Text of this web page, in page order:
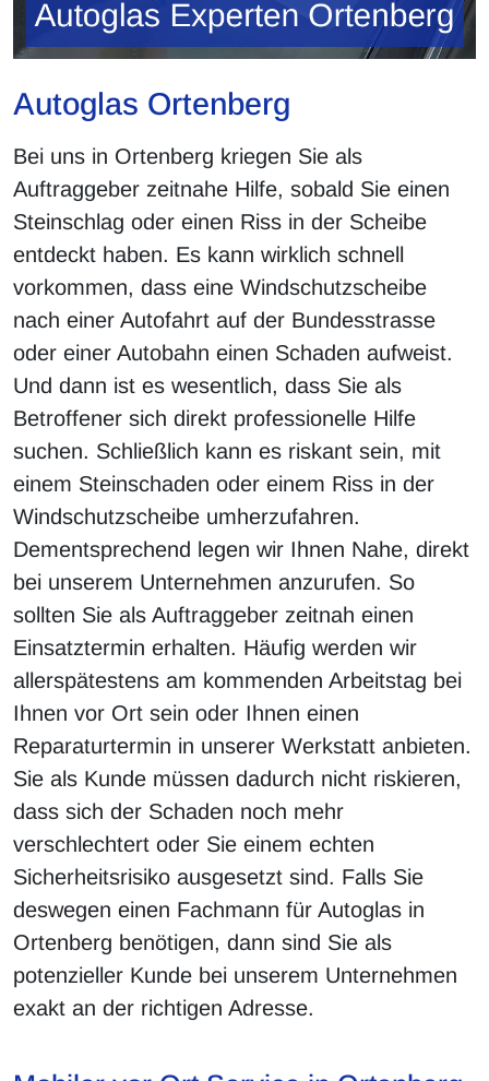
Autoglas Ortenberg
Bei uns in Ortenberg kriegen Sie als
Auftraggeber zeitnahe Hilfe, sobald Sie einen
Steinschlag oder einen Riss in der Scheibe
entdeckt haben. Es kann wirklich schnell
vorkommen, dass eine Windschutzscheibe
nach einer Autofahrt auf der Bundesstrasse
oder einer Autobahn einen Schaden aufweist.
Und dann ist es wesentlich, dass Sie als
Betroffener sich direkt professionelle Hilfe
suchen. Schließlich kann es riskant sein, mit
einem Steinschaden oder einem Riss in der
Windschutzscheibe umherzufahren.
Dementsprechend legen wir Ihnen Nahe, direkt
bei unserem Unternehmen anzurufen. So
sollten Sie als Auftraggeber zeitnah einen
Einsatztermin erhalten. Häufig werden wir
allerspätestens am kommenden Arbeitstag bei
Ihnen vor Ort sein oder Ihnen einen
Reparaturtermin in unserer Werkstatt anbieten.
Sie als Kunde müssen dadurch nicht riskieren,
dass sich der Schaden noch mehr
verschlechtert oder Sie einem echten
Sicherheitsrisiko ausgesetzt sind. Falls Sie
deswegen einen Fachmann für Autoglas in
Ortenberg benötigen, dann sind Sie als
potenzieller Kunde bei unserem Unternehmen
exakt an der richtigen Adresse.